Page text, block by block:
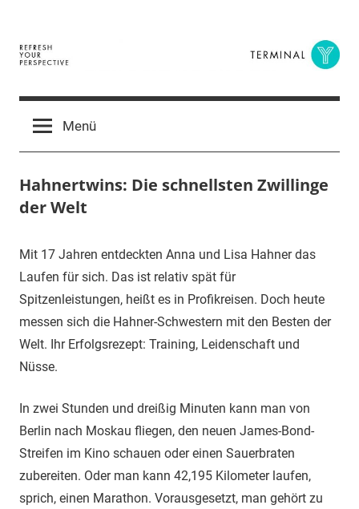
springen
Terminal
Y
Digital
BusinessMenü
Hahnertwins: Die schnellsten Zwillinge
der Welt
29.
November
2015
terminal-
y
Urbi
et
orbi
Mit 17 Jahren entdeckten Anna und Lisa Hahner das
Laufen für sich. Das ist relativ spät für
Spitzenleistungen, heißt es in Profikreisen. Doch heute
messen sich die Hahner-Schwestern mit den Besten der
Welt. Ihr Erfolgsrezept: Training, Leidenschaft und
Nüsse.
In zwei Stunden und dreißig Minuten kann man von
Berlin nach Moskau fliegen, den neuen James-Bond-
Streifen im Kino schauen oder einen Sauerbraten
zubereiten. Oder man kann 42,195 Kilometer laufen,
sprich, einen Marathon. Vorausgesetzt, man gehört zu